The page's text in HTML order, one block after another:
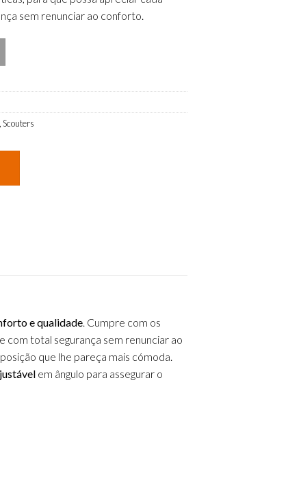
sem renunciar ao conforto.
Scouters
e qualidade. Cumpre com os
com total segurança sem renunciar ao
que lhe pareça mais cómoda.
em ângulo para assegurar o